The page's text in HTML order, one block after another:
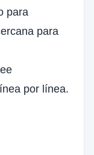
para
para
por línea.